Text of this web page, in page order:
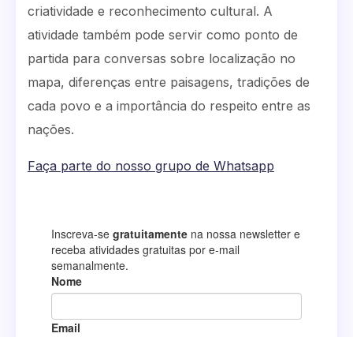
criatividade e reconhecimento cultural. A
atividade também pode servir como ponto de
partida para conversas sobre localização no
mapa, diferenças entre paisagens, tradições de
cada povo e a importância do respeito entre as
nações.
Faça parte do nosso grupo de Whatsapp